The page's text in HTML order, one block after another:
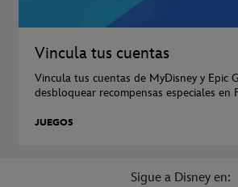
Vincula tus cuentas
Vincula tus cuentas de MyDisney y Epic
desbloquear recompensas especiales en
JUEGOS
Sigue a Disney en: